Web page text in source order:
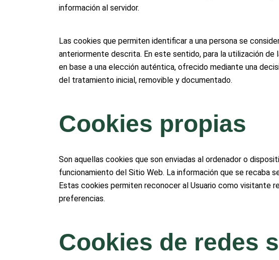
información al servidor.
Las cookies que permiten identificar a una persona se
anteriormente descrita. En este sentido, para la utilización
en base a una elección auténtica, ofrecido mediante una
del tratamiento inicial, removible y documentado.
Cookies propias
Son aquellas cookies que son enviadas al ordenador o
funcionamiento del Sitio Web. La información que se recaba
Estas cookies permiten reconocer al Usuario como visitante
preferencias.
Cookies de redes